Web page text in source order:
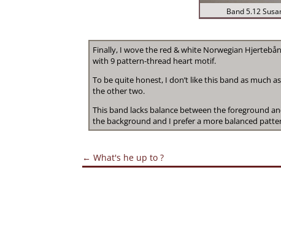
Band 5.12
Finally, I wove the red & white Norwegian
with 9 pattern-thread heart motif.
To be quite honest, I don’t like this band as much as
the other two.
This band lacks balance between the foreground
the background and I prefer a more balanced
←What's he up to ?